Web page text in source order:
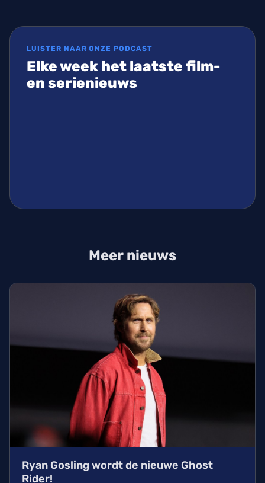
LUISTER NAAR ONZE PODCAST
Elke week het laatste film-
en serienieuws
Meer nieuws
Ryan Gosling wordt de nieuwe Ghost
Rider!